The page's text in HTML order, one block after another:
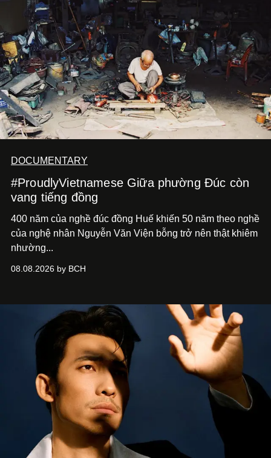
DOCUMENTARY
#ProudlyVietnamese Giữa phường Đúc còn
vang tiếng đồng
400 năm của nghề đúc đồng Huế khiến 50 năm theo nghề
của nghệ nhân Nguyễn Văn Viện bỗng trở nên thật khiêm
nhường...
08.08.2026 by BCH